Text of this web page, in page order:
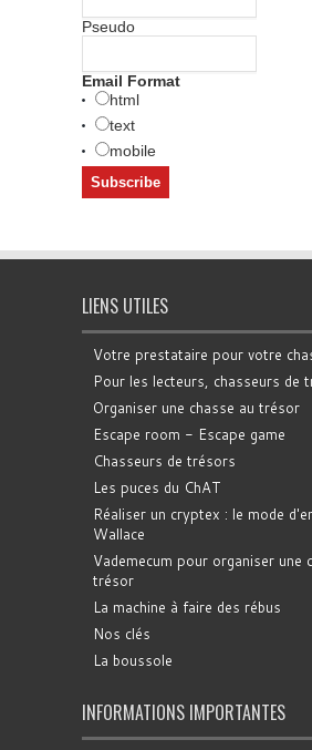
Pseudo
Email Format
html
text
mobile
LIENS UTILES
Votre prestataire pour votre
Pour les lecteurs, chasseurs de
Organiser une chasse au trésor
Escape room - Escape game
Chasseurs de trésors
Les puces du ChAT
Réaliser un cryptex : le mode
Wallace
Vademecum pour organiser une
trésor
La machine à faire des rébus
Nos clés
La boussole
INFORMATIONS IMPORTANTES